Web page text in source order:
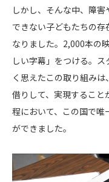
しかし、そんな中、障
できない子どもたちの
なりました。2,000本の
しい字幕」をつける。
く思えたこの取り組み
借りして、実現するこ
程において、この国で唯
ができました。